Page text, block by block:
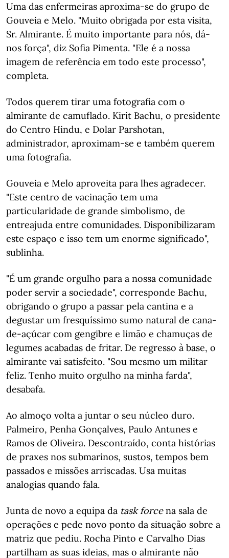
Uma das enfermeiras aproxima-se do grupo de
Gouveia e Melo. "Muito obrigada por esta visita,
Sr. Almirante. É muito importante para nós, dá-
nos força", diz Sofia Pimenta. "Ele é a nossa
imagem de referência em todo este processo",
completa.
Todos querem tirar uma fotografia com o
almirante de camuflado. Kirit Bachu, o presidente
do Centro Hindu, e Dolar Parshotan,
administrador, aproximam-se e também querem
uma fotografia.
Gouveia e Melo aproveita para lhes agradecer.
"Este centro de vacinação tem uma
particularidade de grande simbolismo, de
entreajuda entre comunidades. Disponibilizaram
este espaço e isso tem um enorme significado",
sublinha.
"É um grande orgulho para a nossa comunidade
poder servir a sociedade", corresponde Bachu,
obrigando o grupo a passar pela cantina e a
degustar um fresquíssimo sumo natural de cana-
de-açúcar com gengibre e limão e chamuças de
legumes acabadas de fritar. De regresso à base, o
almirante vai satisfeito. "Sou mesmo um militar
feliz. Tenho muito orgulho na minha farda",
desabafa.
Ao almoço volta a juntar o seu núcleo duro.
Palmeiro, Penha Gonçalves, Paulo Antunes e
Ramos de Oliveira. Descontraído, conta histórias
de praxes nos submarinos, sustos, tempos bem
passados e missões arriscadas. Usa muitas
analogias quando fala.
Junta de novo a equipa da task forcena sala de
operações e pede novo ponto da situação sobre a
matriz que pediu. Rocha Pinto e Carvalho Dias
partilham as suas ideias, mas o almirante não